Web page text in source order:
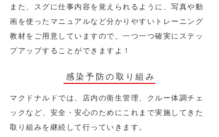
また、スグに仕事内容を覚えられるように、写真や動
画を使ったマニュアルなど分かりやすいトレーニング
教材をご用意していますので、一つ一つ確実にステッ
プアップすることができますよ！
感染予防の取り組み
マクドナルドでは、店内の衛生管理、クルー体調チェ
ックなど、安全・安心のためにこれまで実施してきた
取り組みを継続して行っていきます。